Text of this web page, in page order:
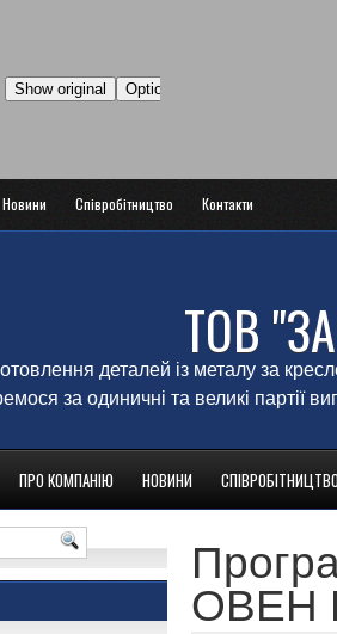
Новини Співробітництво Контакти
ТОВ
деталей із металу за
за одиничні та великі партії
ПРО КОМПАНІЮ НОВИНИ
ОВЕН